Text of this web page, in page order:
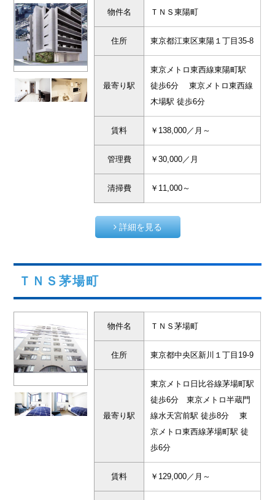
物件名 ＴＮＳ東陽町
住所 東京都江東区東陽１丁目35-8
最寄り駅
東京メトロ東西線東陽町駅
徒歩6分 東京メトロ東西線
木場駅 徒歩6分
賃料 ￥138,000／月～
管理費 ￥30,000／月
清掃費 ￥11,000～
詳細を見る
ＴＮＳ茅場町
物件名 ＴＮＳ茅場町
住所 東京都中央区新川１丁目19-9
最寄り駅
東京メトロ日比谷線茅場町駅
徒歩6分 東京メトロ半蔵門
線水天宮前駅 徒歩8分 東
京メトロ東西線茅場町駅 徒
歩6分
賃料 ￥129,000／月～